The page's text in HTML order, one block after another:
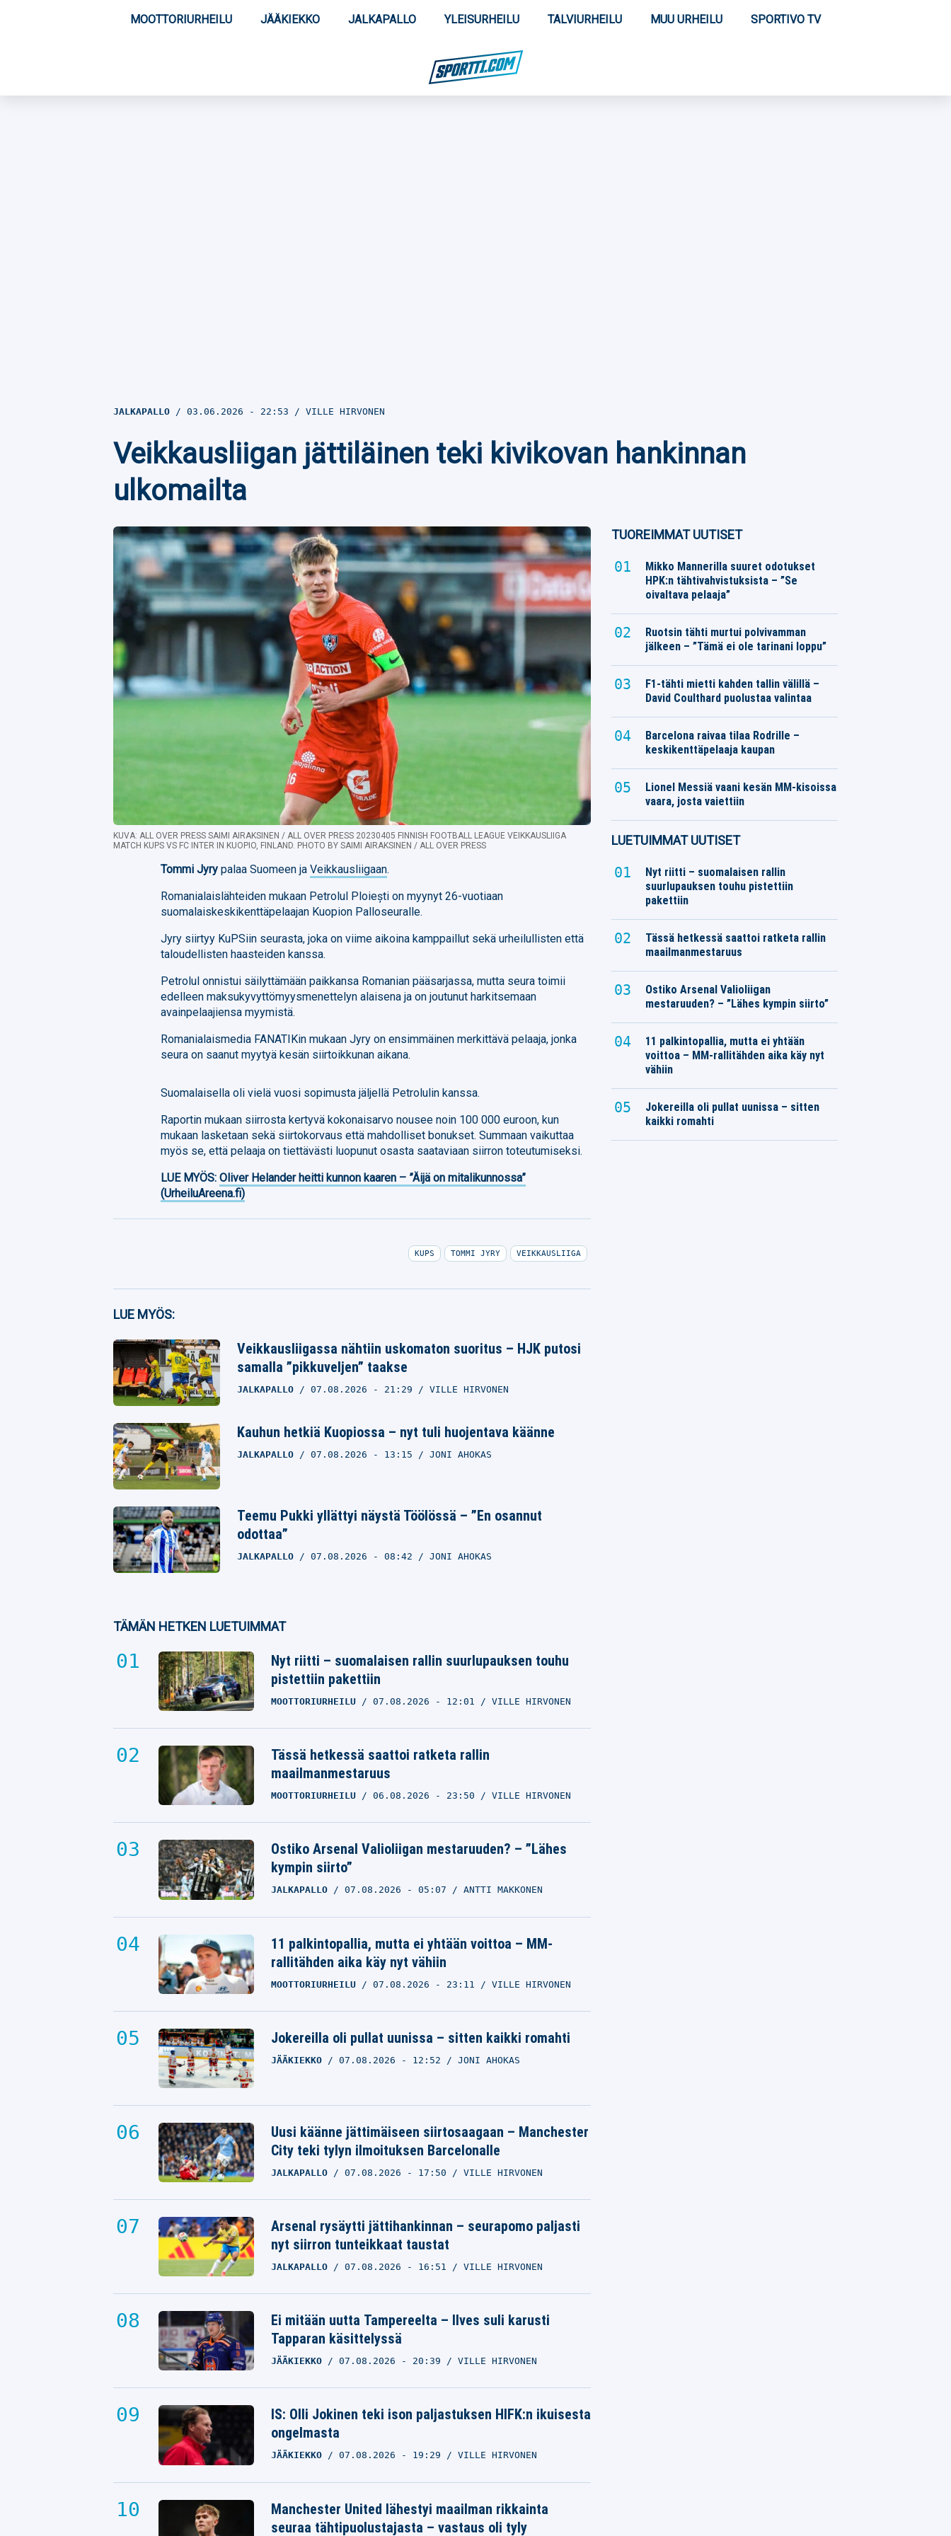
MOOTTORIURHEILU JÄÄKIEKKO JALKAPALLO YLEISURHEILU TALVIURHEILU MUU URHEILU SPORTIVO TV
JALKAPALLO 03.06.2026 - 22:53 VILLE HIRVONEN
Veikkausliigan jättiläinen teki kivikovan hankinnan
ulkomailta
KUVA: ALL OVER PRESS SAIMI AIRAKSINEN / ALL OVER PRESS 20230405 FINNISH FOOTBALL LEAGUE VEIKKAUSLIIGA
MATCH KUPS VS FC INTER IN KUOPIO, FINLAND. PHOTO BY SAIMI AIRAKSINEN / ALL OVER PRESS
Tommi Jyry palaa Suomeen jaVeikkausliigaan.
Romanialaislähteiden mukaan Petrolul Ploiești on myynyt 26-vuotiaan
suomalaiskeskikenttäpelaajan Kuopion Palloseuralle.
Jyry siirtyy KuPSiin seurasta, joka on viime aikoina kamppaillut sekä urheilullisten että
taloudellisten haasteiden kanssa.
Petrolul onnistui säilyttämään paikkansa Romanian pääsarjassa, mutta seura toimii
edelleen maksukyvyttömyysmenettelyn alaisena ja on joutunut harkitsemaan
avainpelaajiensa myymistä.
Romanialaismedia FANATIKin mukaan Jyry on ensimmäinen merkittävä pelaaja, jonka
seura on saanut myytyä kesän siirtoikkunan aikana.
Suomalaisella oli vielä vuosi sopimusta jäljellä Petrolulin kanssa.
Raportin mukaan siirrosta kertyvä kokonaisarvo nousee noin 100 000 euroon, kun
mukaan lasketaan sekä siirtokorvaus että mahdolliset bonukset. Summaan vaikuttaa
myös se, että pelaaja on tiettävästi luopunut osasta saataviaan siirron toteutumiseksi.
LUE MYÖS:Oliver Helander heitti kunnon kaaren – ”Äijä on mitalikunnossa”
(UrheiluAreena.fi)
Facebook
Twitter
Whatsapp
KUPS TOMMI JYRY VEIKKAUSLIIGA
LUE MYÖS:
Veikkausliigassa nähtiin uskomaton suoritus – HJK putosi
samalla ”pikkuveljen” taakse
JALKAPALLO 07.08.2026 - 21:29 VILLE HIRVONEN
Kauhun hetkiä Kuopiossa – nyt tuli huojentava käänne
JALKAPALLO 07.08.2026 - 13:15 JONI AHOKAS
Teemu Pukki yllättyi näystä Töölössä – ”En osannut
odottaa”
JALKAPALLO 07.08.2026 - 08:42 JONI AHOKAS
TÄMÄN HETKEN LUETUIMMAT
Nyt riitti – suomalaisen rallin suurlupauksen touhu
pistettiin pakettiin
MOOTTORIURHEILU 07.08.2026 - 12:01 VILLE HIRVONEN
Tässä hetkessä saattoi ratketa rallin
maailmanmestaruus
MOOTTORIURHEILU 06.08.2026 - 23:50 VILLE HIRVONEN
Ostiko Arsenal Valioliigan mestaruuden? – ”Lähes
kympin siirto”
JALKAPALLO 07.08.2026 - 05:07 ANTTI MAKKONEN
11 palkintopallia, mutta ei yhtään voittoa – MM-
rallitähden aika käy nyt vähiin
MOOTTORIURHEILU 07.08.2026 - 23:11 VILLE HIRVONEN
Jokereilla oli pullat uunissa – sitten kaikki romahti
JÄÄKIEKKO 07.08.2026 - 12:52 JONI AHOKAS
Uusi käänne jättimäiseen siirtosaagaan – Manchester
City teki tylyn ilmoituksen Barcelonalle
JALKAPALLO 07.08.2026 - 17:50 VILLE HIRVONEN
Arsenal rysäytti jättihankinnan – seurapomo paljasti
nyt siirron tunteikkaat taustat
JALKAPALLO 07.08.2026 - 16:51 VILLE HIRVONEN
Ei mitään uutta Tampereelta – Ilves suli karusti
Tapparan käsittelyssä
JÄÄKIEKKO 07.08.2026 - 20:39 VILLE HIRVONEN
IS: Olli Jokinen teki ison paljastuksen HIFK:n ikuisesta
ongelmasta
JÄÄKIEKKO 07.08.2026 - 19:29 VILLE HIRVONEN
Manchester United lähestyi maailman rikkainta
seuraa tähtipuolustajasta – vastaus oli tyly
TUOREIMMAT UUTISET
Mikko Mannerilla suuret odotukset
HPK:n tähtivahvistuksista – ”Se
oivaltava pelaaja”
Ruotsin tähti murtui polvivamman
jälkeen – ”Tämä ei ole tarinani loppu”
F1-tähti mietti kahden tallin välillä –
David Coulthard puolustaa valintaa
Barcelona raivaa tilaa Rodrille –
keskikenttäpelaaja kaupan
Lionel Messiä vaani kesän MM-kisoissa
vaara, josta vaiettiin
LUETUIMMAT UUTISET
Nyt riitti – suomalaisen rallin
suurlupauksen touhu pistettiin
pakettiin
Tässä hetkessä saattoi ratketa rallin
maailmanmestaruus
Ostiko Arsenal Valioliigan
mestaruuden? – ”Lähes kympin siirto”
11 palkintopallia, mutta ei yhtään
voittoa – MM-rallitähden aika käy nyt
vähiin
Jokereilla oli pullat uunissa – sitten
kaikki romahti